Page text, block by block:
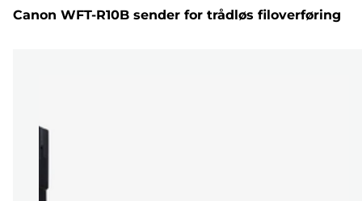
Canon WFT-R10B sender for trådløs filoverføring